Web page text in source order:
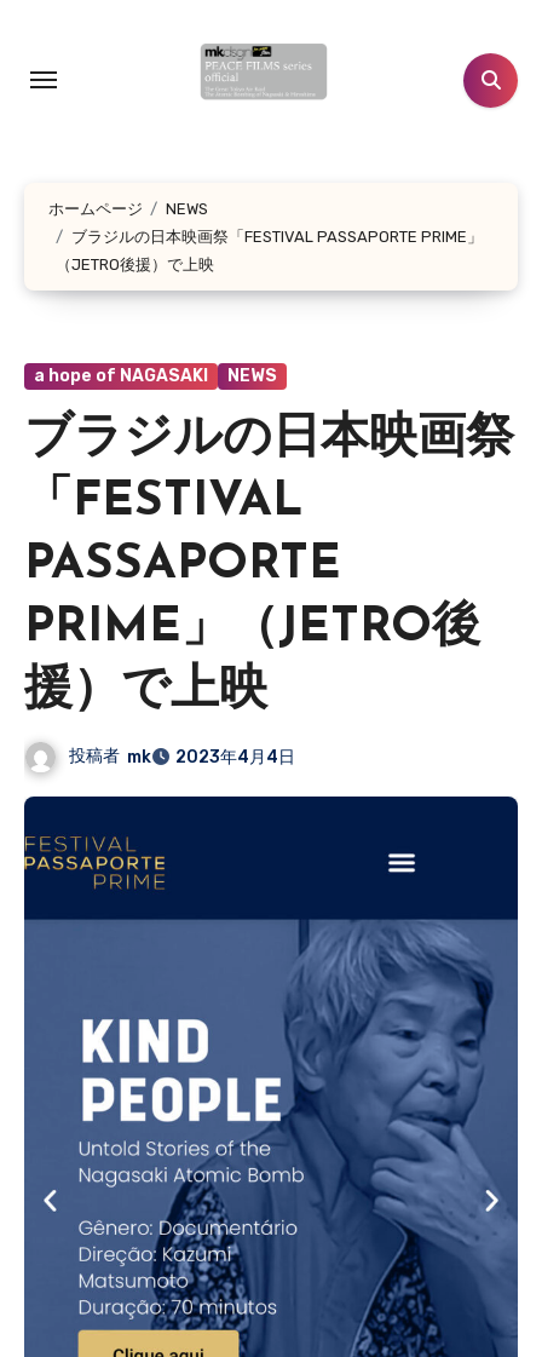
ホームページ
NEWS
ブラジルの日本映画祭「FESTIVAL PASSAPORTE PRIME」
（JETRO後援）で上映
a hope of NAGASAKI NEWS
ブラジルの日本映画祭
「FESTIVAL
PASSAPORTE
PRIME」（JETRO後
援）で上映
投稿者 mk 2023年4月4日